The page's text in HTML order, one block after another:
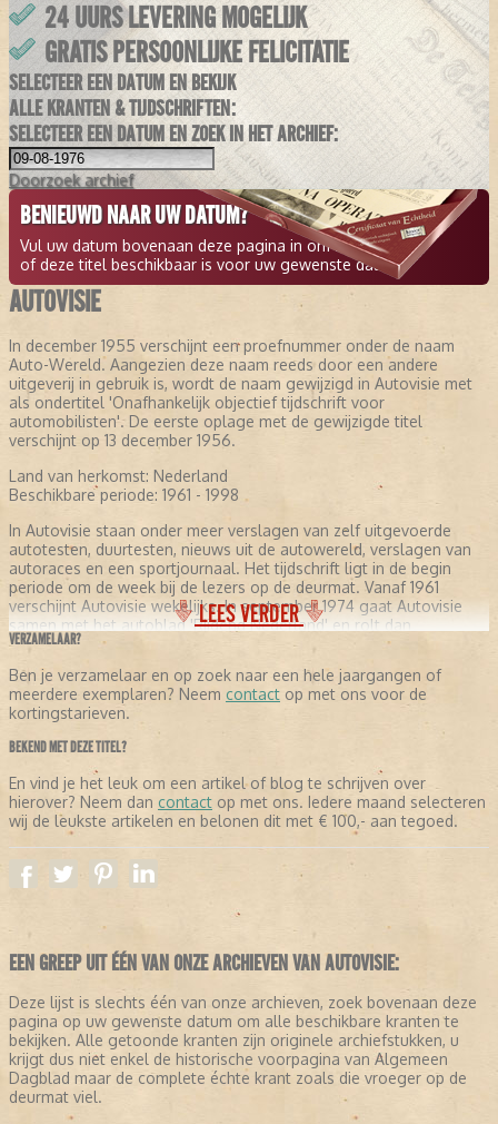
24 UURS LEVERING MOGELIJK
GRATIS PERSOONLIJKE FELICITATIE
SELECTEER EEN DATUM EN BEKIJK
ALLE KRANTEN & TIJDSCHRIFTEN:
SELECTEER EEN DATUM EN ZOEK IN HET ARCHIEF:
Doorzoek archief
BENIEUWD NAAR UW DATUM?
Vul uw datum bovenaan deze pagina in om te zien
of deze titel beschikbaar is voor uw gewenste datum.
AUTOVISIE
In december 1955 verschijnt een proefnummer onder de naam
Auto-Wereld. Aangezien deze naam reeds door een andere
uitgeverij in gebruik is, wordt de naam gewijzigd in Autovisie met
als ondertitel 'Onafhankelijk objectief tijdschrift voor
automobilisten'. De eerste oplage met de gewijzigde titel
verschijnt op 13 december 1956.
Land van herkomst: Nederland
Beschikbare periode: 1961 - 1998
In Autovisie staan onder meer verslagen van zelf uitgevoerde
autotesten, duurtesten, nieuws uit de autowereld, verslagen van
autoraces en een sportjournaal. Het tijdschrift ligt in de begin
periode om de week bij de lezers op de deurmat. Vanaf 1961
verschijnt Autovisie wekelijks. In september 1974 gaat Autovisie
samen met het autoblad 'Rijdend Nederland' en rolt dan
weer tweewekelijks van de persen. Tot op heden wordt Autovisie
TELEVISIEPROGRAMMA AUTOVISIE
Naast het tijdschrift Autovisie verschijnt wekelijks op de televisie
samenwerking tussen Infostrada en het magazine Autovisie. In
iedere aflevering wordt een auto getest en word je op de hoogte
gehouden van het laatste autonieuws.
LEES VERDER
VERZAMELAAR?
Ben je verzamelaar en op zoek naar een hele jaargangen of
meerdere exemplaren? Neem contact op met ons voor de
kortingstarieven.
BEKEND MET DEZE TITEL?
En vind je het leuk om een artikel of blog te schrijven over
hierover? Neem dan contact op met ons. Iedere maand selecteren
wij de leukste artikelen en belonen dit met € 100,- aan tegoed.
EEN GREEP UIT ÉÉN VAN ONZE ARCHIEVEN VAN AUTOVISIE:
Deze lijst is slechts één van onze archieven, zoek bovenaan deze
pagina op uw gewenste datum om alle beschikbare kranten te
bekijken. Alle getoonde kranten zijn originele archiefstukken, u
krijgt dus niet enkel de historische voorpagina van Algemeen
Dagblad maar de complete échte krant zoals die vroeger op de
deurmat viel.